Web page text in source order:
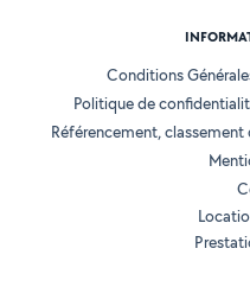
Conditions
Politique de
Référencement,